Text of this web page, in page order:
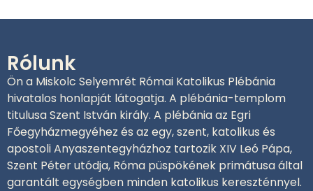
Rólunk
Ön a Miskolc Selyemrét Római Katolikus Plébánia
hivatalos honlapját látogatja. A plébánia-templom
titulusa Szent István király. A plébánia az Egri
Főegyházmegyéhez és az egy, szent, katolikus és
apostoli Anyaszentegyházhoz tartozik XIV Leó Pápa,
Szent Péter utódja, Róma püspökének primátusa által
garantált egységben minden katolikus kereszténnyel.